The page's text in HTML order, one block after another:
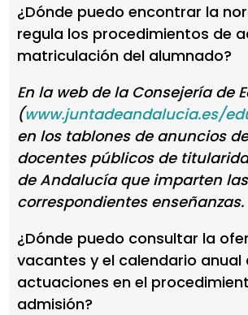
¿Dónde puedo encontrar la
regula los procedimientos de
matriculación del alumnado?
En la web de la Consejería de
(www.juntadeandalucia.es/
en los tablones de anuncios
docentes públicos de
de Andalucía que imparten las
correspondientes enseñanzas.
¿Dónde puedo consultar la
vacantes y el calendario anual
actuaciones en el
admisión?